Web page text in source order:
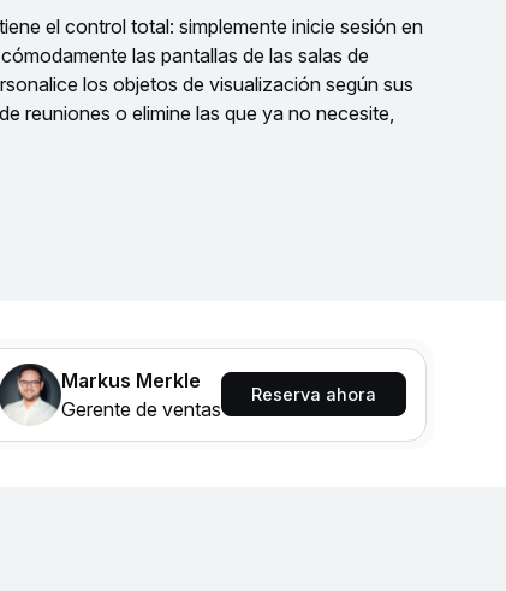
el control total: simplemente inicie sesión en
las pantallas de las salas de
los objetos de visualización según sus
reuniones o elimine las que ya no necesite,
Markus Merkle
Gerente de ventas
Reserva ahora